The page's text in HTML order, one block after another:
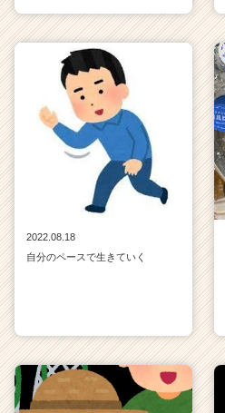
2022.08.18
自分のペースで生きていく